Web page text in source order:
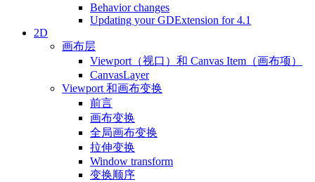
Behavior changes
Updating your GDExtension for 4.1
2D
画布层
Viewport（视口）和 Canvas Item（画布项）
CanvasLayer
Viewport 和画布变换
前言
画布变换
全局画布变换
拉伸变换
Window transform
变换顺序